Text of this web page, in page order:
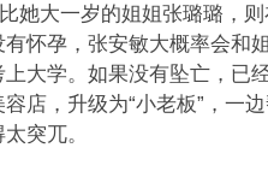
她大一岁的姐姐张璐璐，
怀孕，张安敏大概率会和
大学。如果没有坠亡，已
店，升级为“小老板”，一
突兀。